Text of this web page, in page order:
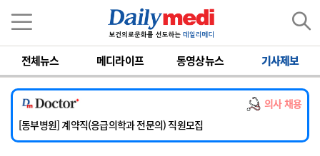
전체뉴스 메디라이프 동영상뉴스 기사제보
의사 채용
[서울아산병원] 2026년 하반기 인턴 모집
[영남대학교의료원] 마취통증의학과 임기제 임상의사 채용
[충남대학교병원] 소아청소년과(소아응급전담) 계약직 의사 공개채용
[동부병원] 계약직(응급의학과 전문의) 직원모집
[이대목동병원] 하반기 전공의(레지던트1년차) 모집